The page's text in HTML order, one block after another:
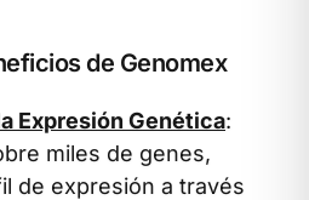
de Genomex
Expresión Genética:
miles de genes,
de expresión a través